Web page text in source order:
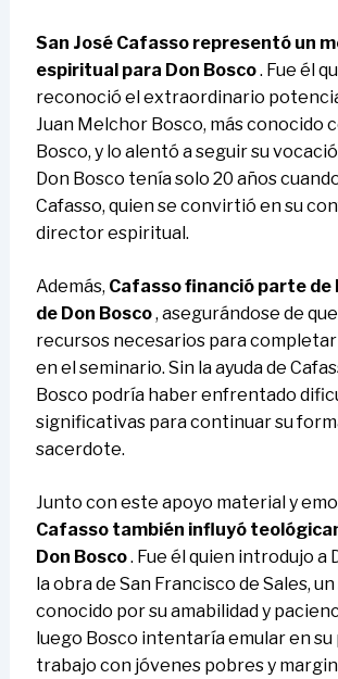
San José Cafasso representó un
espiritual para Don Bosco. Fue él
reconoció el extraordinario
Juan Melchor Bosco, más conocido
Bosco, y lo alentó a seguir su
Don Bosco tenía solo 20 años
Cafasso, quien se convirtió en su
director espiritual.
Además, Cafasso financió parte de
de Don Bosco, asegurándose de
recursos necesarios para
en el seminario. Sin la ayuda de
Bosco podría haber enfrentado
significativas para continuar su
sacerdote.
Junto con este apoyo material y
Cafasso también influyó
Don Bosco. Fue él quien introdujo a
la obra de San Francisco de Sales,
conocido por su amabilidad y
luego Bosco intentaría emular en
trabajo con jóvenes pobres y